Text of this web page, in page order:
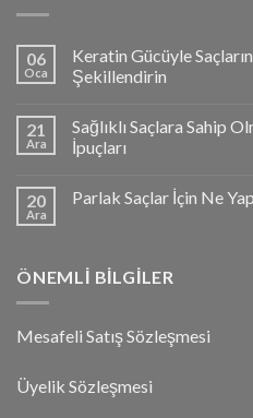
06
Oca
Keratin Gücüyle
Şekillendirin
21
Ara
Sağlıklı Saçlara Sahip
İpuçları
20
Ara
Parlak Saçlar İçin Ne
ÖNEMLI BILGILER
Mesafeli Satış Sözleşmesi
Üyelik Sözleşmesi